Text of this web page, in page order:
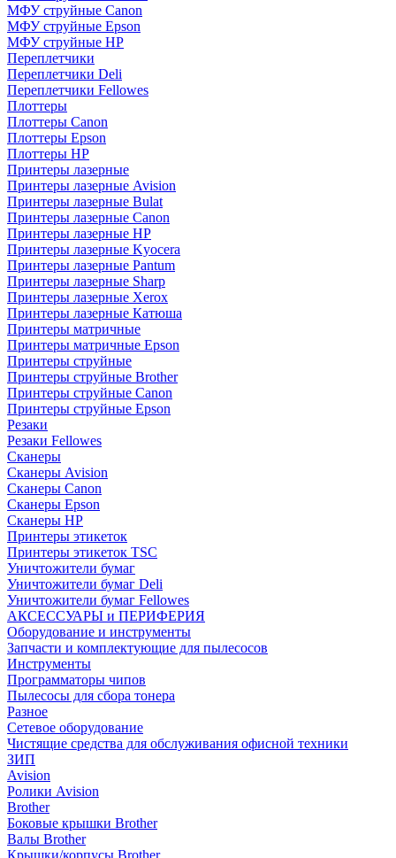
МФУ струйные Canon
МФУ струйные Epson
МФУ струйные HP
Переплетчики
Переплетчики Deli
Переплетчики Fellowes
Плоттеры
Плоттеры Canon
Плоттеры Epson
Плоттеры HP
Принтеры лазерные
Принтеры лазерные Avision
Принтеры лазерные Bulat
Принтеры лазерные Canon
Принтеры лазерные HP
Принтеры лазерные Kyocera
Принтеры лазерные Pantum
Принтеры лазерные Sharp
Принтеры лазерные Xerox
Принтеры лазерные Катюша
Принтеры матричные
Принтеры матричные Epson
Принтеры струйные
Принтеры струйные Brother
Принтеры струйные Canon
Принтеры струйные Epson
Резаки
Резаки Fellowes
Сканеры
Сканеры Avision
Сканеры Canon
Сканеры Epson
Сканеры HP
Принтеры этикеток
Принтеры этикеток TSC
Уничтожители бумаг
Уничтожители бумаг Deli
Уничтожители бумаг Fellowes
АКСЕССУАРЫ и ПЕРИФЕРИЯ
Оборудование и инструменты
Запчасти и комплектующие для пылесосов
Инструменты
Программаторы чипов
Пылесосы для сбора тонера
Разное
Сетевое оборудование
Чистящие средства для обслуживания офисной техники
ЗИП
Avision
Ролики Avision
Brother
Боковые крышки Brother
Валы Brother
Крышки/корпусы Brother